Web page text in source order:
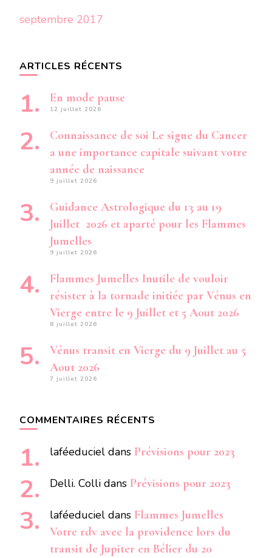
septembre 2017
ARTICLES RÉCENTS
En mode pause
12 juillet 2026
Connaissance de soi Le signe du Cancer
a une importance capitale suivant votre
année de naissance
9 juillet 2026
Guidance Astrologique du 13 au 19
Juillet 2026 et aparté pour les Flammes
Jumelles
9 juillet 2026
Flammes Jumelles Inutile de vouloir
résister à la tornade initiée par Vénus en
Vierge entre le 9 Juillet et 5 Aout 2026
8 juillet 2026
Vénus transit en Vierge du 9 Juillet au 5
Aout 2026
7 juillet 2026
COMMENTAIRES RÉCENTS
laféeduciel dans Prévisions pour 2023
Delli. Colli dans Prévisions pour 2023
laféeduciel dans Flammes Jumelles
Votre rdv avec la providence lors du
transit de Jupiter en Bélier du 20